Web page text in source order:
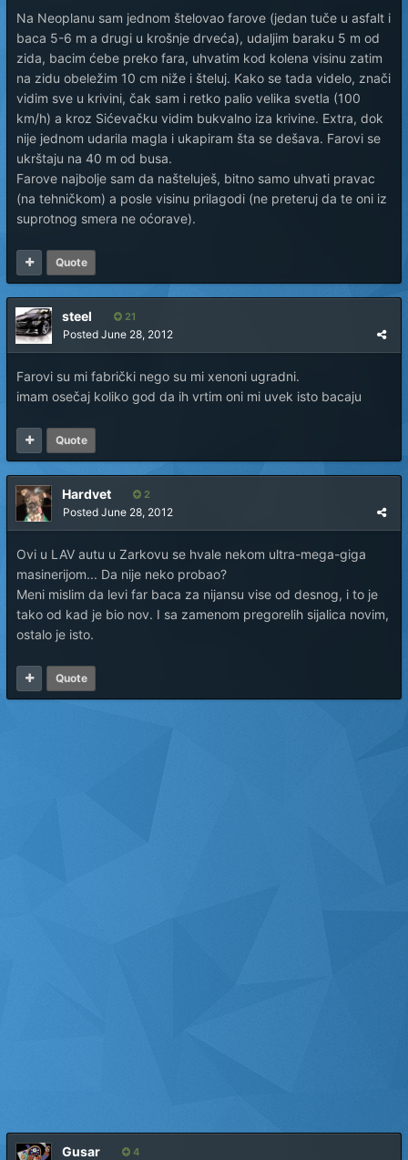
Na Neoplanu sam jednom štelovao farove (jedan tuče u asfalt i
baca 5-6 m a drugi u krošnje drveća), udaljim baraku 5 m od
zida, bacim ćebe preko fara, uhvatim kod kolena visinu zatim
na zidu obeležim 10 cm niže i šteluj. Kako se tada videlo, znači
vidim sve u krivini, čak sam i retko palio velika svetla (100
km/h) a kroz Sićevačku vidim bukvalno iza krivine. Extra, dok
nije jednom udarila magla i ukapiram šta se dešava. Farovi se
ukrštaju na 40 m od busa.
Farove najbolje sam da našteluješ, bitno samo uhvati pravac
(na tehničkom) a posle visinu prilagodi (ne preteruj da te oni iz
suprotnog smera ne oćorave).
Quote
steel 21
Posted June 28, 2012
Farovi su mi fabrički nego su mi xenoni ugradni.
imam osečaj koliko god da ih vrtim oni mi uvek isto bacaju
Quote
Hardvet 2
Posted June 28, 2012
Ovi u LAV autu u Zarkovu se hvale nekom ultra-mega-giga
masinerijom... Da nije neko probao?
Meni mislim da levi far baca za nijansu vise od desnog, i to je
tako od kad je bio nov. I sa zamenom pregorelih sijalica novim,
ostalo je isto.
Quote
Gusar 4